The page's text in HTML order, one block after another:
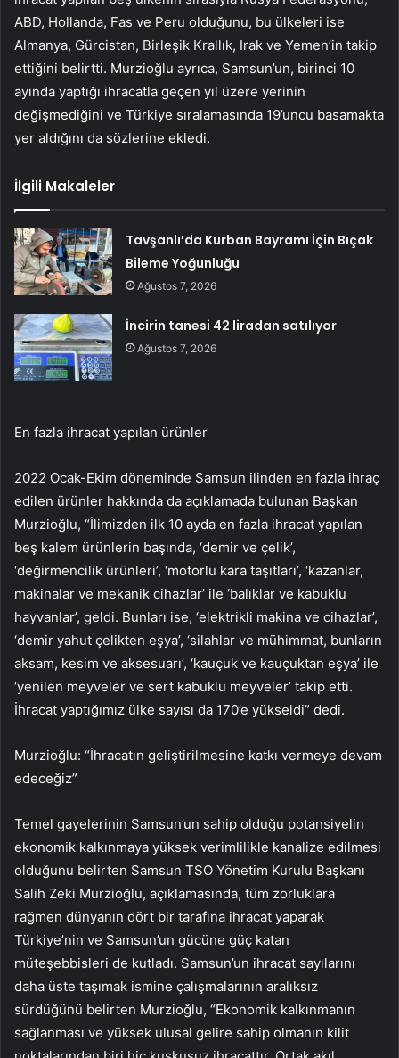
ABD, Hollanda, Fas ve Peru olduğunu, bu ülkeleri ise
Almanya, Gürcistan, Birleşik Krallık, Irak ve Yemen’in takip
ettiğini belirtti. Murzioğlu ayrıca, Samsun’un, birinci 10
ayında yaptığı ihracatla geçen yıl üzere yerinin
değişmediğini ve Türkiye sıralamasında 19’uncu basamakta
yer aldığını da sözlerine ekledi.
İlgili Makaleler
Tavşanlı’da Kurban Bayramı İçin Bıçak
Bileme Yoğunluğu
Ağustos 7, 2026
İncirin tanesi 42 liradan satılıyor
Ağustos 7, 2026
En fazla ihracat yapılan ürünler
2022 Ocak-Ekim döneminde Samsun ilinden en fazla ihraç
edilen ürünler hakkında da açıklamada bulunan Başkan
Murzioğlu, “İlimizden ilk 10 ayda en fazla ihracat yapılan
beş kalem ürünlerin başında, ‘demir ve çelik’,
‘değirmencilik ürünleri’, ‘motorlu kara taşıtları’, ‘kazanlar,
makinalar ve mekanik cihazlar’ ile ‘balıklar ve kabuklu
hayvanlar’, geldi. Bunları ise, ‘elektrikli makina ve cihazlar’,
‘demir yahut çelikten eşya’, ‘silahlar ve mühimmat, bunların
aksam, kesim ve aksesuarı’, ‘kauçuk ve kauçuktan eşya’ ile
‘yenilen meyveler ve sert kabuklu meyveler’ takip etti.
İhracat yaptığımız ülke sayısı da 170’e yükseldi” dedi.
Murzioğlu: “İhracatın geliştirilmesine katkı vermeye devam
edeceğiz”
Temel gayelerinin Samsun’un sahip olduğu potansiyelin
ekonomik kalkınmaya yüksek verimlilikle kanalize edilmesi
olduğunu belirten Samsun TSO Yönetim Kurulu Başkanı
Salih Zeki Murzioğlu, açıklamasında, tüm zorluklara
rağmen dünyanın dört bir tarafına ihracat yaparak
Türkiye’nin ve Samsun’un gücüne güç katan
müteşebbisleri de kutladı. Samsun’un ihracat sayılarını
daha üste taşımak ismine çalışmalarının aralıksız
sürdüğünü belirten Murzioğlu, “Ekonomik kalkınmanın
sağlanması ve yüksek ulusal gelire sahip olmanın kilit